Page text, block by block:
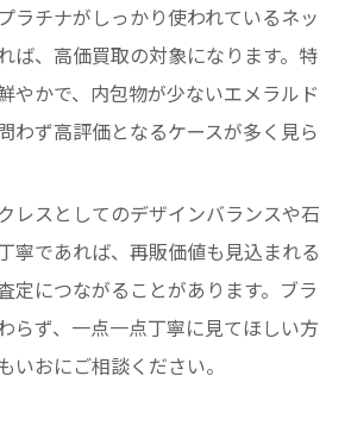
ラチナがしっかり使われているネッ
ば、高価買取の対象になります。特
やかで、内包物が少ないエメラルド
わず高評価となるケースが多く見ら
レスとしてのデザインバランスや石
寧であれば、再販価値も見込まれる
定につながることがあります。ブラ
らず、一点一点丁寧に見てほしい方
いおにご相談ください。